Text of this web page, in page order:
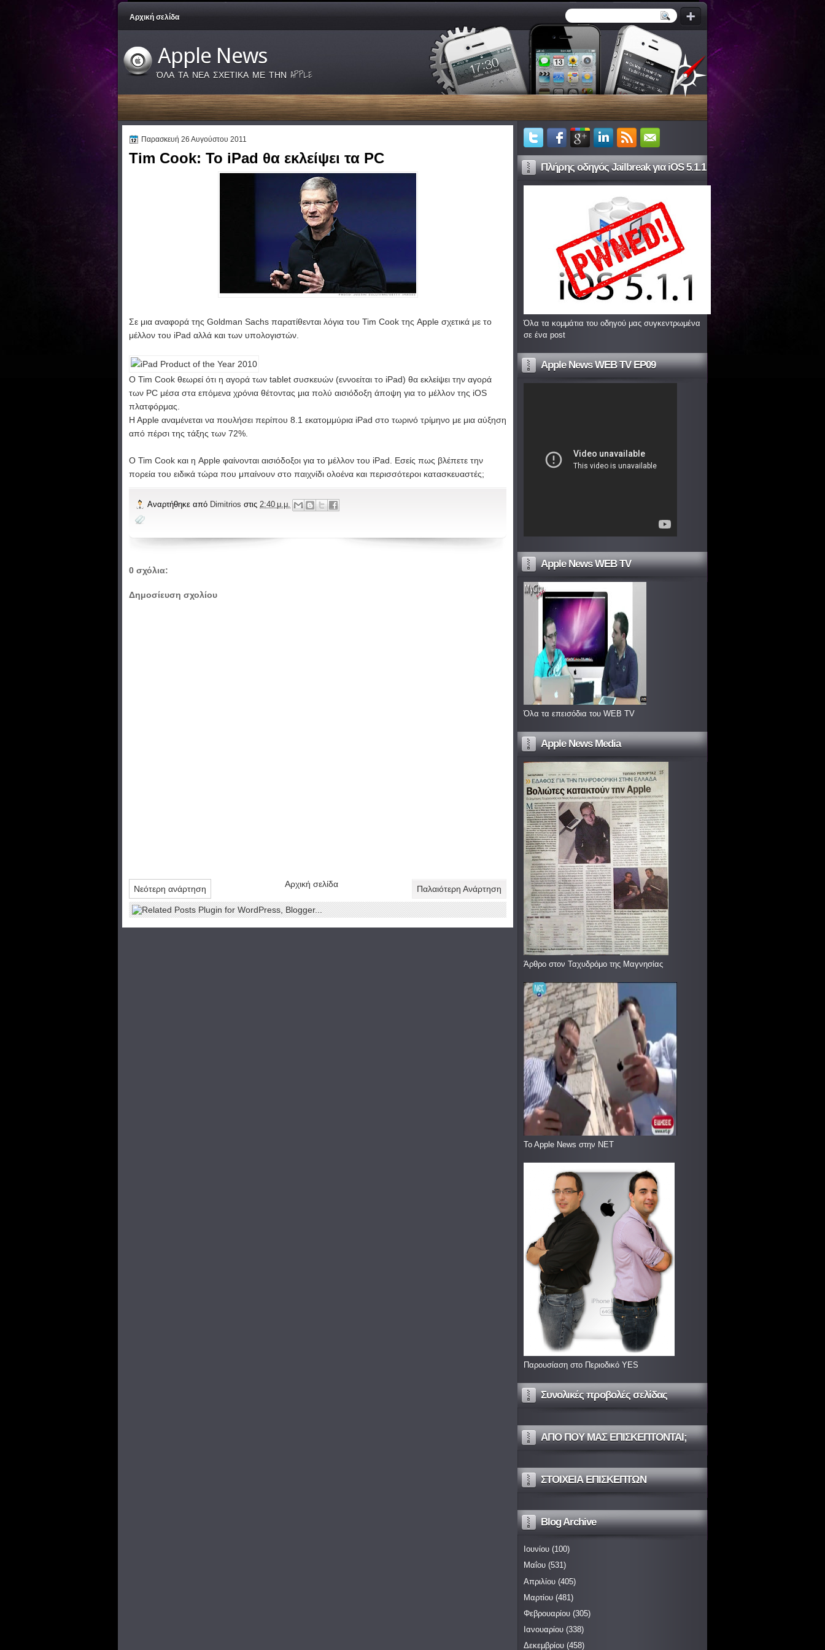
Αρχική σελίδα
Apple News
ΌΛΑ ΤΑ ΝΕΑ ΣΧΕΤΙΚΑ ΜΕ ΤΗΝ APPLE
Παρασκευή 26 Αυγούστου 2011
Tim Cook: To iPad θα εκλείψει τα PC
Σε μια αναφορά της Goldman Sachs παρατίθενται λόγια του Tim Cook της Apple σχετικά με το
μέλλον του iPad αλλά και των υπολογιστών.
Ο Tim Cook θεωρεί ότι η αγορά των tablet συσκευών (εννοείται το iPad) θα εκλείψει την αγορά
των PC μέσα στα επόμενα χρόνια θέτοντας μια πολύ αισιόδοξη άποψη για το μέλλον της iOS
πλατφόρμας.
H Apple αναμένεται να πουλήσει περίπου 8.1 εκατομμύρια iPad στο τωρινό τρίμηνο με μια αύξηση
από πέρσι της τάξης των 72%.
Ο Tim Cook και η Apple φαίνονται αισιόδοξοι για το μέλλον του iPad. Εσείς πως βλέπετε την
πορεία του ειδικά τώρα που μπαίνουν στο παιχνίδι ολοένα και περισσότεροι κατασκευαστές;
Αναρτήθηκε από Dimitrios στις 2:40 μ.μ.
0 σχόλια:
Δημοσίευση σχολίου
Νεότερη ανάρτηση Παλαιότερη Ανάρτηση
Αρχική σελίδα
Πλήρης οδηγός Jailbreak για iOS 5.1.1
Όλα τα κομμάτια του οδηγού μας συγκεντρωμένα
σε ένα post
Apple News WEB TV EP09
Apple News WEB TV
Όλα τα επεισόδια του WEB TV
Apple News Media
Άρθρο στον Ταχυδρόμο της Μαγνησίας
To Apple News στην ΝΕΤ
Παρουσίαση στο Περιοδικό YES
Συνολικές προβολές σελίδας
ΑΠΟ ΠΟΥ ΜΑΣ ΕΠΙΣΚΕΠΤΟΝΤΑΙ;
ΣΤΟΙΧΕΙΑ ΕΠΙΣΚΕΠΤΩΝ
Blog Archive
Ιουνίου (100)
Μαΐου (531)
Απριλίου (405)
Μαρτίου (481)
Φεβρουαρίου (305)
Ιανουαρίου (338)
Δεκεμβρίου (458)